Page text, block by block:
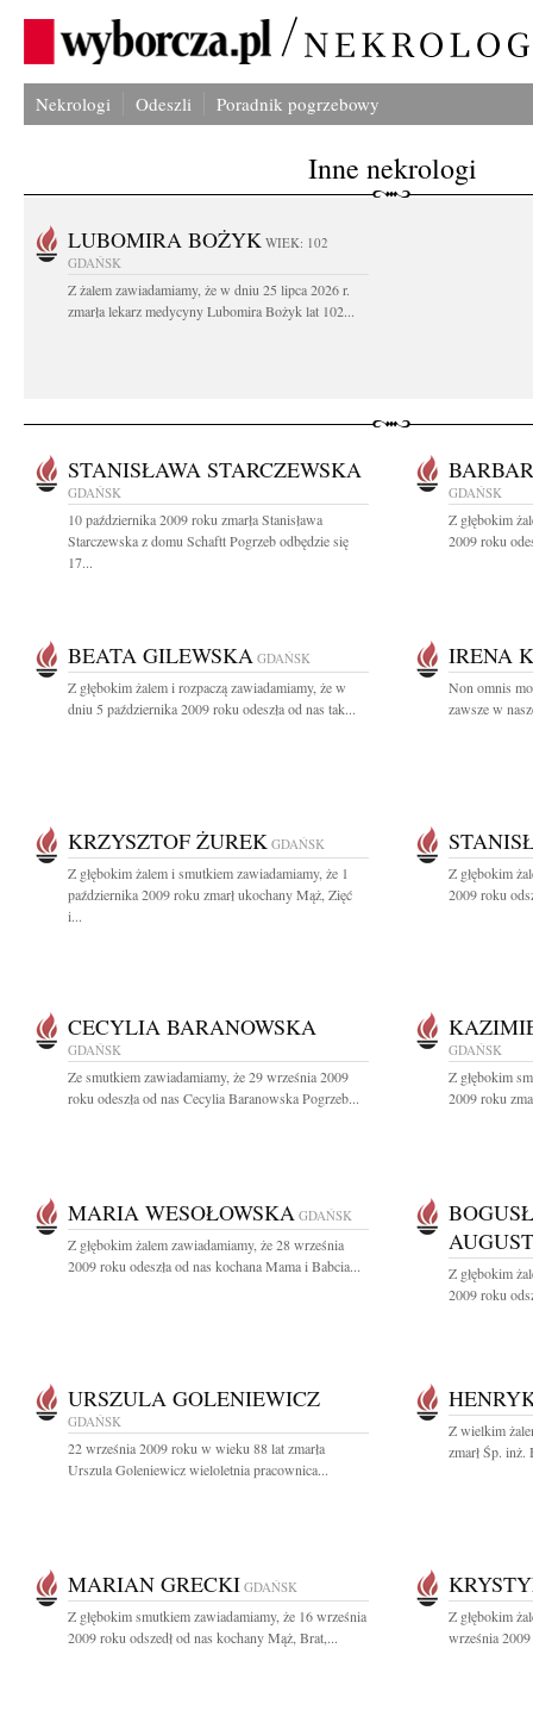
Nekrologi Odeszli Poradnik pogrzebowy
Inne nekrologi
LUBOMIRA BOŻYK WIEK: 102
GDAŃSK
Z żalem zawiadamiamy, że w dniu 25 lipca 2026 r.
zmarła lekarz medycyny Lubomira Bożyk lat 102...
STANISŁAWA STARCZEWSKA
GDAŃSK
10 października 2009 roku zmarła Stanisława
Starczewska z domu Schaftt Pogrzeb odbędzie się
17...
GDAŃSK
Z głębokim
2009 roku
BEATA GILEWSKA GDAŃSK
Z głębokim żalem i rozpaczą zawiadamiamy, że w
dniu 5 października 2009 roku odeszła od nas tak...
IRENA
Non omnis
zawsze w
KRZYSZTOF ŻUREK GDAŃSK
Z głębokim żalem i smutkiem zawiadamiamy, że 1
października 2009 roku zmarł ukochany Mąż, Zięć
i...
Z głębokim
2009 roku
CECYLIA BARANOWSKA
GDAŃSK
Ze smutkiem zawiadamiamy, że 29 września 2009
roku odeszła od nas Cecylia Baranowska Pogrzeb...
GDAŃSK
Z głębokim
2009 roku
MARIA WESOŁOWSKA GDAŃSK
Z głębokim żalem zawiadamiamy, że 28 września
2009 roku odeszła od nas kochana Mama i Babcia...
Z głębokim
2009 roku
URSZULA GOLENIEWICZ
GDAŃSK
22 września 2009 roku w wieku 88 lat zmarła
Urszula Goleniewicz wieloletnia pracownica...
Z wielkim
zmarł Śp.
MARIAN GRECKI GDAŃSK
Z głębokim smutkiem zawiadamiamy, że 16 września
2009 roku odszedł od nas kochany Mąż, Brat,...
Z głębokim
września